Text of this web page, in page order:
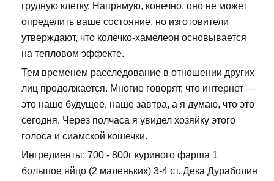
грудную клетку. Напрямую, конечно, оно не может
определить ваше состояние, но изготовители
утверждают, что колечко-хамелеон основывается
на тепловом эффекте.
Тем временем расследование в отношении других
лиц продолжается. Многие говорят, что интернет —
это наше будущее, наше завтра, а я думаю, что это
сегодня. Через полчаса я увидел хозяйку этого
голоса и сиамской кошечки.
Ингредиенты: 700 - 800г куриного фарша 1
большое яйцо (2 маленьких) 3-4 ст. Дека Дураболин